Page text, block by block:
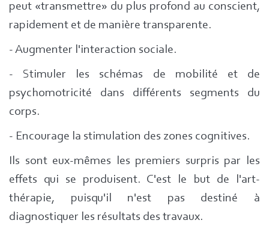
peut «transmettre» du plus profond au conscient,
rapidement et de manière transparente.
- Augmenter l'interaction sociale.
- Stimuler les schémas de mobilité et de
psychomotricité dans différents segments du
corps.
- Encourage la stimulation des zones cognitives.
Ils sont eux-mêmes les premiers surpris par les
effets qui se produisent. C'est le but de l'art-
thérapie, puisqu'il n'est pas destiné à
diagnostiquer les résultats des travaux.